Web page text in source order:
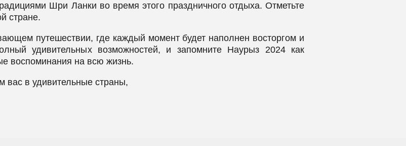
Шри Ланки во время этого праздничного отдыха. Отметьте
стране.
путешествии, где каждый момент будет наполнен восторгом и
удивительных возможностей, и запомните Наурыз 2024 как
воспоминания на всю жизнь.
в удивительные страны,